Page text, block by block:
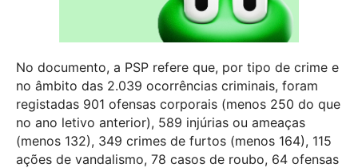
No documento, a PSP refere que, por tipo de crime e
no âmbito das 2.039 ocorrências criminais, foram
registadas 901 ofensas corporais (menos 250 do que
no ano letivo anterior), 589 injúrias ou ameaças
(menos 132), 349 crimes de furtos (menos 164), 115
ações de vandalismo, 78 casos de roubo, 64 ofensas